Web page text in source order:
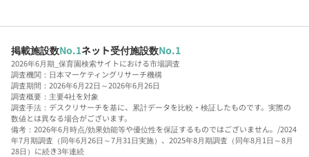
掲載施設数No.1ネット受付施設数No.1
2026年6月期_保育園検索サイトにおける市場調査
調査機関：日本マーケティングリサーチ機構
調査期間：2026年6月22日～2026年6月26日
調査概要：主要4社を対象
調査手法：デスクリサーチを基に、累計データを比較・検証したものです。実際の
数値とは異なる場合がございます。
備考：2026年6月時点/効果効能等や優位性を保証するものではございません。/2024
年7月期調査（同年6月26日～7月31日実施）、2025年8月期調査（同年8月1日～8月
28日）に続き3年連続